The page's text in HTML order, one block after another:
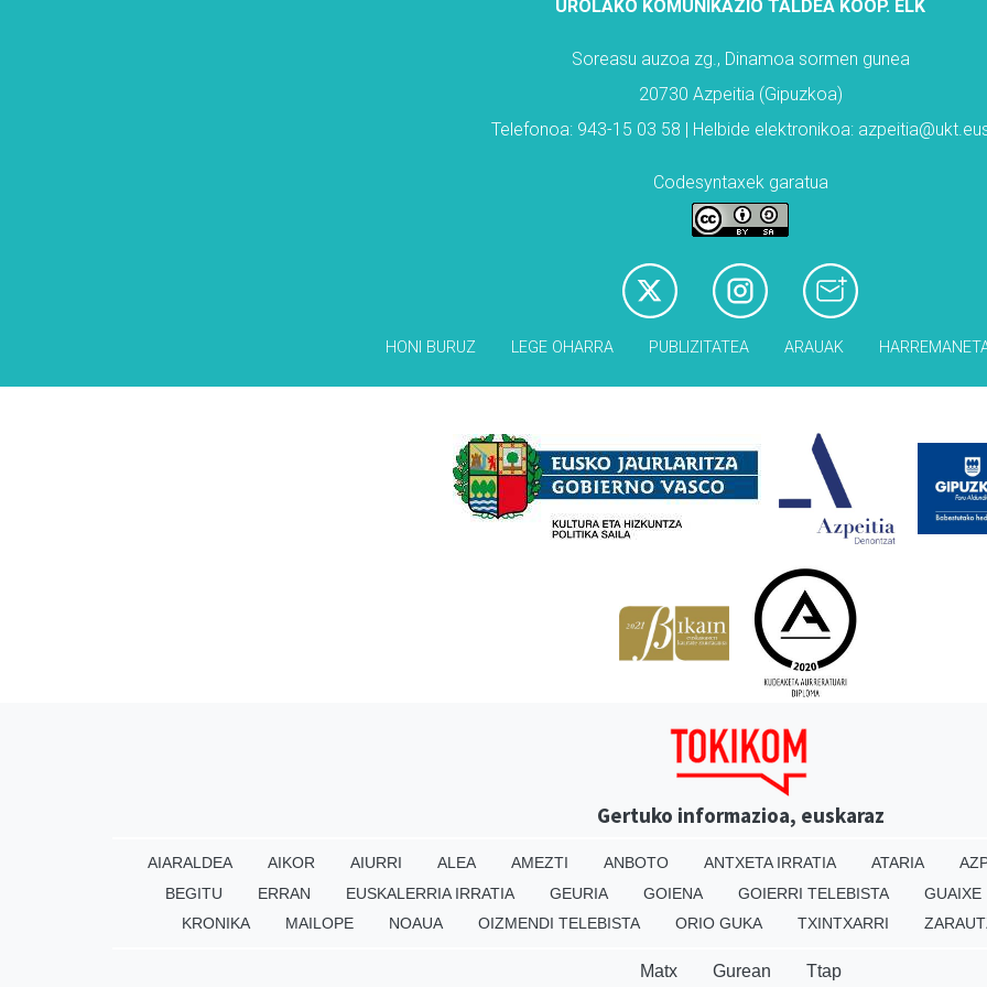
UROLAKO KOMUNIKAZIO TALDEA KOOP. ELK
Soreasu auzoa zg., Dinamoa sormen gunea
20730 Azpeitia (Gipuzkoa)
Telefonoa: 943-15 03 58 | Helbide elektronikoa:
Codesyntaxek garatua
HONI BURUZ LEGE OHARRA PUBLIZITATEA ARAUAK
Gertuko informazioa, euskaraz
AIARALDEA AIKOR AIURRI ALEA AMEZTI ANBOTO ANTXETA IRRATIA ATARIA
BEGITU
ERRAN EUSKALERRIA IRRATIA GEURIA GOIENA GOIERRI TELEBISTA GUAIXE
KRONIKA
MAILOPE NOAUA OIZMENDI TELEBISTA ORIO GUKA TXINTXARRI
Matx Gurean Ttap